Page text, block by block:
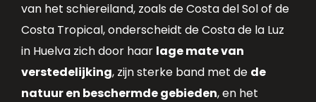
van het schiereiland, zoals de Costa del Sol of de
Costa Tropical, onderscheidt de Costa de la Luz
in Huelva zich door haar lage mate van
verstedelijking, zijn sterke band met de de
natuur en beschermde gebieden, en het